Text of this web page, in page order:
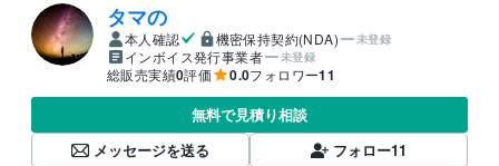
タマの
本人確認 機密保持契約(NDA) 未登録
インボイス発行事業者 未登録
総販売実績0評価 0.0フォロワー11
無料で見積り相談
メッセージを送る
フォロー11